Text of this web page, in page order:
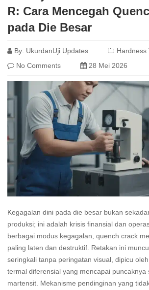
R: Cara Mencegah
pada Die Besar
By: UkurdanUji Updates
Hardness
No Comments
28 Mei 2026
Kegagalan dini pada die besar bukan
produksi; ini adalah krisis finansial dan
berbagai modus kegagalan, quench crack
paling laten dan destruktif. Retakan ini
seringkali tanpa peringatan visual, dipicu
termal diferensial yang mencapai puncaknya
martensit. Mekanisme pendinginan yang